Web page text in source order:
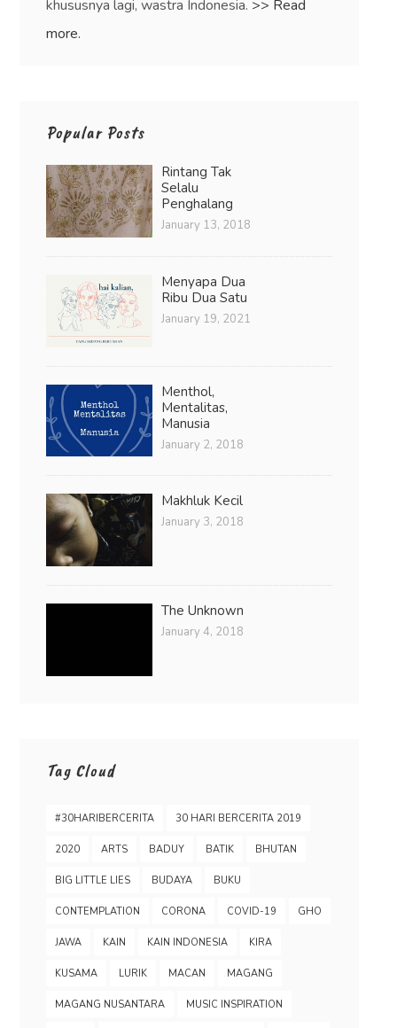
khususnya lagi, wastra Indonesia. >> Read
more.
Popular Posts
Rintang Tak
Selalu
Penghalang
January 13, 2018
Menyapa Dua
Ribu Dua Satu
January 19, 2021
Menthol,
Mentalitas,
Manusia
January 2, 2018
Makhluk Kecil
January 3, 2018
The Unknown
January 4, 2018
Tag Cloud
#30HARIBERCERITA 30 HARI BERCERITA 2019
2020 ARTS BADUY BATIK BHUTAN
BIG LITTLE LIES BUDAYA BUKU
CONTEMPLATION CORONA COVID-19 GHO
JAWA KAIN KAIN INDONESIA KIRA
KUSAMA LURIK MACAN MAGANG
MAGANG NUSANTARA MUSIC INSPIRATION